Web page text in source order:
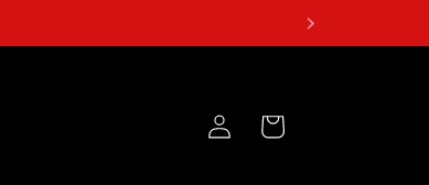
Bejelentkezés
Kosár